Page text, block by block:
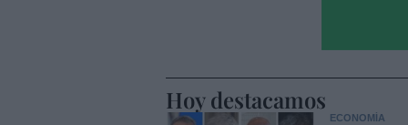
Hoy destacamos
ECONOMÍA